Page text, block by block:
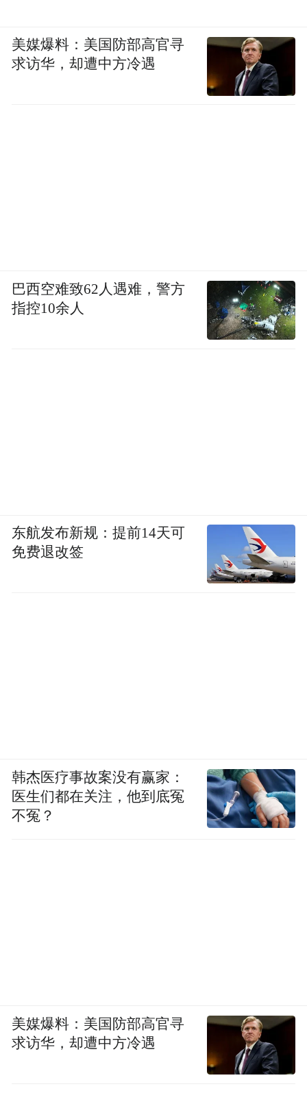
美媒爆料：美国防部高官寻
求访华，却遭中方冷遇
巴西空难致62人遇难，警方
指控10余人
东航发布新规：提前14天可
免费退改签
韩杰医疗事故案没有赢家：
医生们都在关注，他到底冤
不冤？
美媒爆料：美国防部高官寻
求访华，却遭中方冷遇